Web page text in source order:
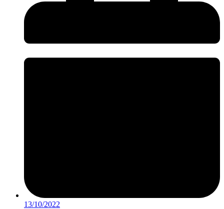
13/10/2022